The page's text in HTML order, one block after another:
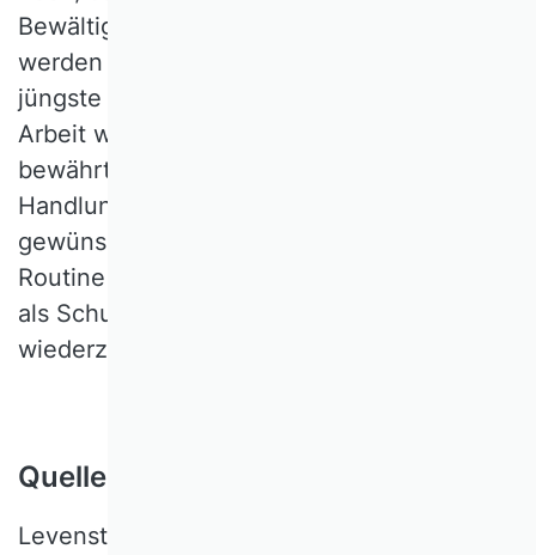
Bewältigung als zu niedrig angesehen
werden (OECD 2017). Auch mit Blick auf
jüngste Schübe der Digitalisierung von
Arbeit wird zu prüfen sein, ob die
bewährten Mittel zur Erweiterung der
Handlungsspielräume weiterhin wie
gewünscht wirken oder ob nicht auch die
Routine als verhältnisbezogene Maßnahme
als Schutz vor Überlastung
wiederzuentdecken ist (Luhmann 1964).
Quellenangaben
Levenstein, Adolf (1912): Die Arbeiterfrage.